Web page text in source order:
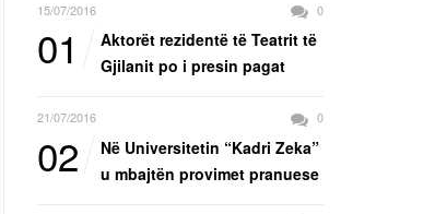
15/07/2016 0
01
Aktorët rezidentë të Teatrit të
Gjilanit po i presin pagat
21/07/2016 0
02
Në Universitetin “Kadri Zeka”
u mbajtën provimet pranuese